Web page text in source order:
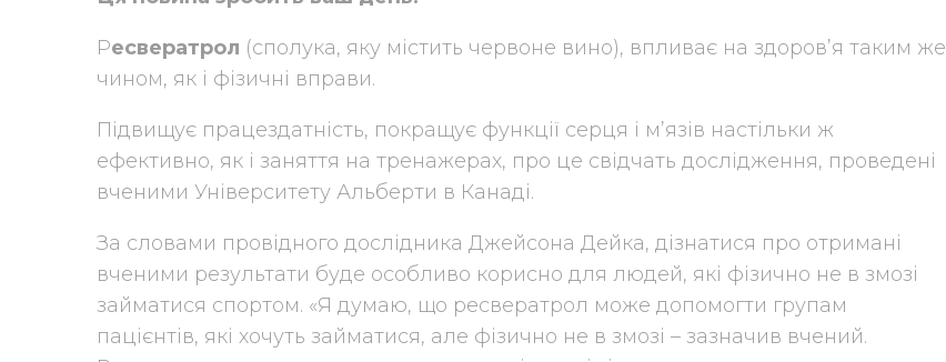
Ресвератрол (сполука, яку містить червоне вино), впливає на здоров’я таким же
чином, як і фізичні вправи.
Підвищує працездатність, покращує функції серця і м’язів настільки ж
ефективно, як і заняття на тренажерах, про це свідчать дослідження, проведені
вченими Університету Альберти в Канаді.
За словами провідного дослідника Джейсона Дейка, дізнатися про отримані
вченими результати буде особливо корисно для людей, які фізично не в змозі
займатися спортом. «Я думаю, що ресвератрол може допомогти групам
пацієнтів, які хочуть займатися, але фізично не в змозі – зазначив вчений.